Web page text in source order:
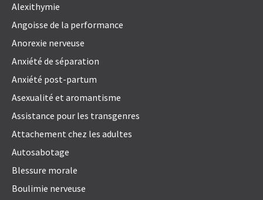
Alexithymie
Angoisse de la performance
Anorexie nerveuse
Anxiété de séparation
Anxiété post-partum
Asexualité et aromantisme
Assistance pour les transgenres
Attachement chez les adultes
Autosabotage
Blessure morale
Boulimie nerveuse